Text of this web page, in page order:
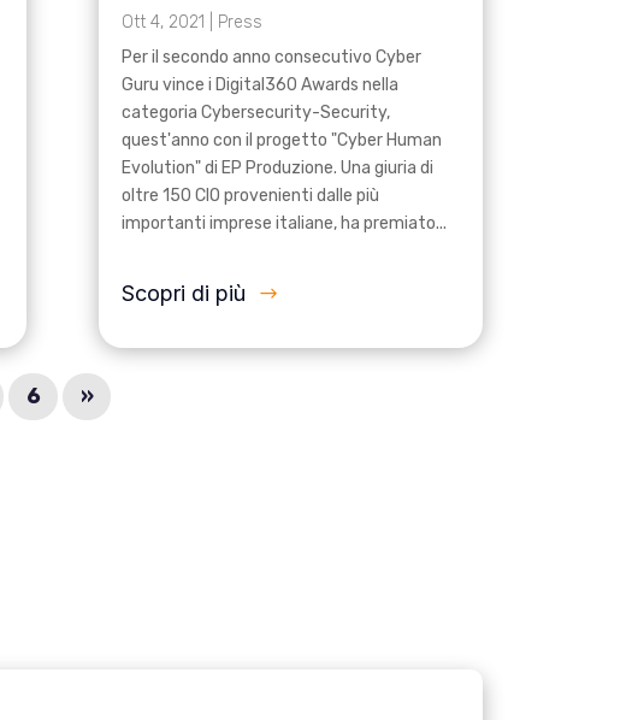
Ott 4, 2021
Press
Per il secondo anno consecutivo Cyber
Guru vince i Digital360 Awards nella
categoria Cybersecurity-Security,
quest'anno con il progetto "Cyber Human
Evolution" di EP Produzione. Una giuria di
oltre 150 CIO provenienti dalle più
importanti imprese italiane, ha premiato...
Scopri di più
6 »